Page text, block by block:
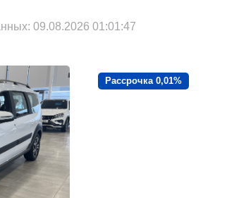
09.08.2026 01:01:47
Рассрочка 0,01%